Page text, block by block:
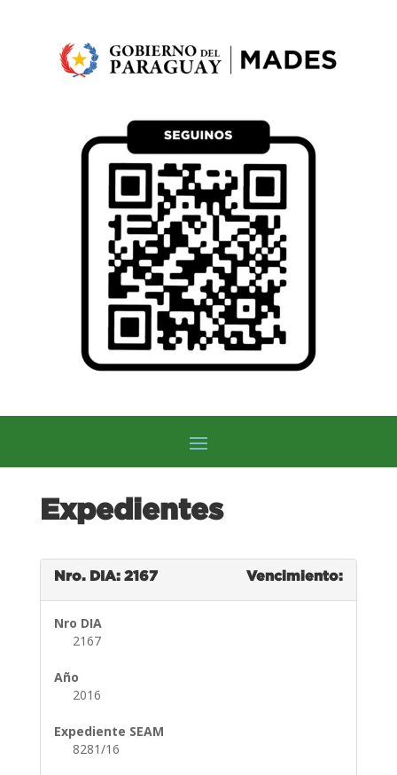
Expedientes
Nro. DIA: 2167 Vencimiento:
Nro DIA
2167
Año
2016
Expediente SEAM
8281/16